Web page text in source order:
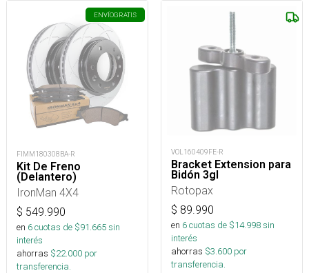
ENVÍOGRATIS
FIMM180308BA-R
Kit De Freno
(Delantero)
IronMan 4X4
$ 549.990
en 6cuotas de $91.665sin
interés
ahorras $22.000 por
transferencia.
VOL160409FE-R
Bracket Extension para
Bidón 3gl
Rotopax
$ 89.990
en 6cuotas de $14.998sin
interés
ahorras $3.600 por
transferencia.